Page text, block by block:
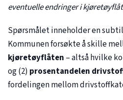
eventuelle endringer i
Spørsmålet inneholder en
Kommunen forsøkte å skille
kjøretøyflåten – altså hvilke
og (2) prosentandelen
fordelingen mellom